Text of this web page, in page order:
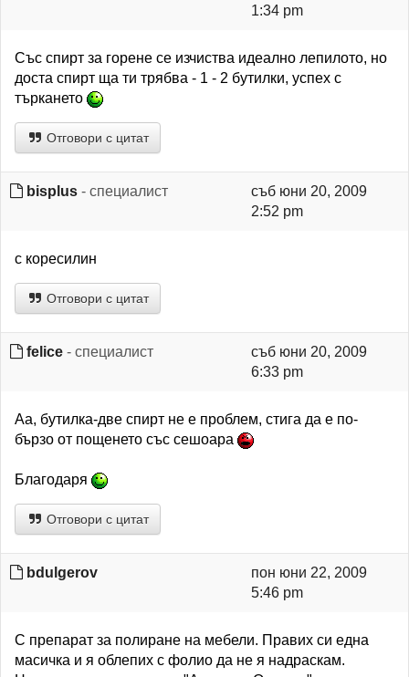
1:34 pm
Със спирт за горене се изчиства идеално лепилото, но
доста спирт ща ти трябва - 1 - 2 бутилки, успех с
търкането
Отговори с цитат
bisplus - специалист
съб юни 20, 2009
2:52 pm
с коресилин
Отговори с цитат
felice - специалист
съб юни 20, 2009
6:33 pm
Аа, бутилка-две спирт не е проблем, стига да е по-
бързо от пощенето със сешоара
Благодаря
Отговори с цитат
bdulgerov
пон юни 22, 2009
5:46 pm
С препарат за полиране на мебели. Правих си една
масичка и я облепих с фолио да не я надраскам.